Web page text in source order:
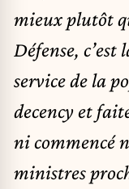
mieux plutôt
Défense,
service de la
decency et
ni commencé
ministres